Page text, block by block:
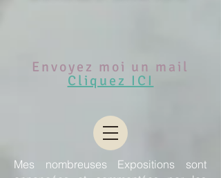
Envoyez moi un mail
Cliquez ICI
Mes nombreuses Expositions sont